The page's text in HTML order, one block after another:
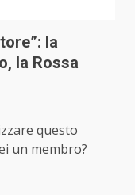
la
la Rossa
questo
un membro?